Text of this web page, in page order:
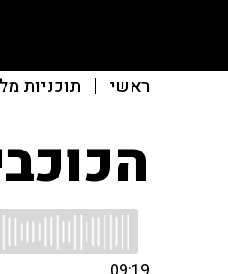
ראשי | תוכניות